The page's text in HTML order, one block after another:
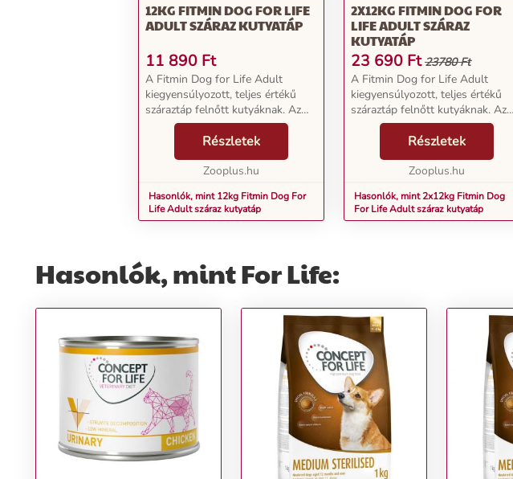
12KG FITMIN DOG FOR LIFE
ADULT SZÁRAZ KUTYATÁP
11 890 Ft
A Fitmin Dog for Life Adult
kiegyensúlyozott, teljes értékű
száraztáp felnőtt kutyáknak. Az
állati fehérjék különösen magas
részaránya (42%) értékes energiát
szállít, s a friss csirkehús a májjal
Részletek
Zooplus.hu
Hasonlók, mint 12kg Fitmin Dog For
Life Adult száraz kutyatáp
2X12KG FITMIN DOG FOR
LIFE ADULT SZÁRAZ
KUTYATÁP
23 690 Ft 23780 Ft
A Fitmin Dog for Life Adult
kiegyensúlyozott, teljes értékű
száraztáp felnőtt kutyáknak. Az
állati fehérjék különösen magas
részaránya (42%) értékes energiát
szállít, s a friss csirkehús a májjal
Részletek
Zooplus.hu
Hasonlók, mint 2x12kg Fitmin Dog
For Life Adult száraz kutyatáp
Hasonlók, mint For Life: